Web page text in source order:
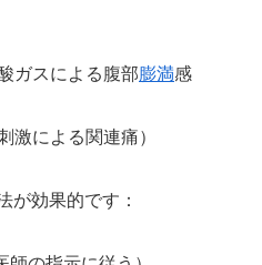
ガスによる腹部膨満感
激による関連痛）
が効果的です：